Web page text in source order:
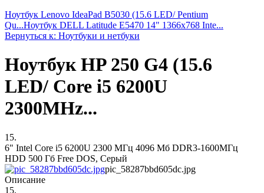
Ноутбук Lenovo IdeaPad B5030 (15.6 LED/ Pentium
Qu...Ноутбук DELL Latitude E5470 14" 1366x768 Inte...
Вернуться к: Ноутбуки и нетбуки
Ноутбук HP 250 G4 (15.6
LED/ Core i5 6200U
2300MHz...
15.
6" Intel Core i5 6200U 2300 МГц 4096 Мб DDR3-1600МГц
HDD 500 Гб Free DOS, Серый
pic_58287bbd605dc.jpg
Описание
15.